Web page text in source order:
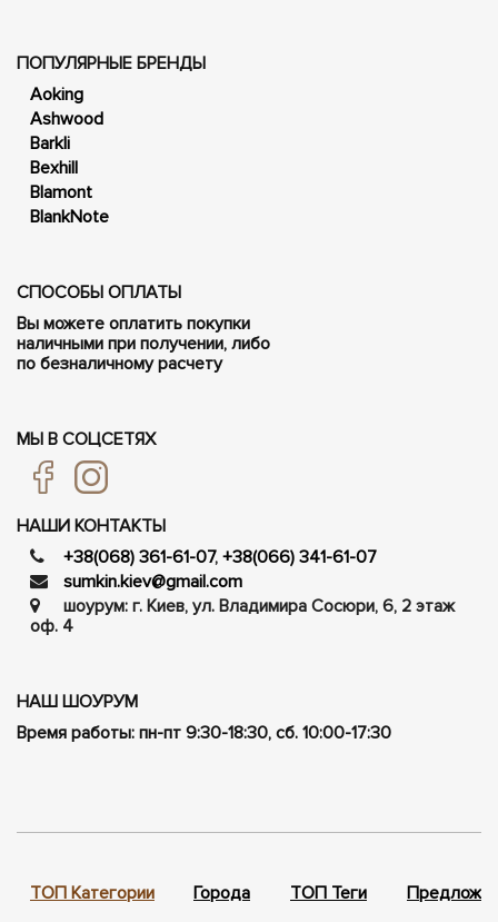
ПОПУЛЯРНЫЕ БРЕНДЫ
Aoking
Ashwood
Barkli
Bexhill
Blamont
BlankNote
СПОСОБЫ ОПЛАТЫ
Вы можете оплатить покупки
наличными при получении, либо
по безналичному расчету
МЫ В СОЦСЕТЯХ
НАШИ КОНТАКТЫ
+38(068) 361-61-07, +38(066) 341-61-07
sumkin.kiev@gmail.com
шоурум: г. Киев, ул. Владимира Сосюри, ​​6, 2 этаж
оф. 4
НАШ ШОУРУМ
Время работы: пн-пт 9:30-18:30, сб. 10:00-17:30
ТОП Категории Города ТОП Теги